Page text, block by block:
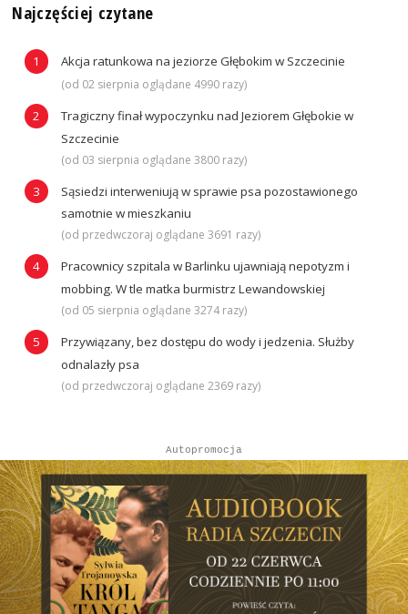
Najczęściej czytane
Akcja ratunkowa na jeziorze Głębokim w Szczecinie
(od 02 sierpnia oglądane 4990 razy)
Tragiczny finał wypoczynku nad Jeziorem Głębokie w
Szczecinie
(od 03 sierpnia oglądane 3800 razy)
Sąsiedzi interweniują w sprawie psa pozostawionego
samotnie w mieszkaniu
(od przedwczoraj oglądane 3691 razy)
Pracownicy szpitala w Barlinku ujawniają nepotyzm i
mobbing. W tle matka burmistrz Lewandowskiej
(od 05 sierpnia oglądane 3274 razy)
Przywiązany, bez dostępu do wody i jedzenia. Służby
odnalazły psa
(od przedwczoraj oglądane 2369 razy)
Autopromocja